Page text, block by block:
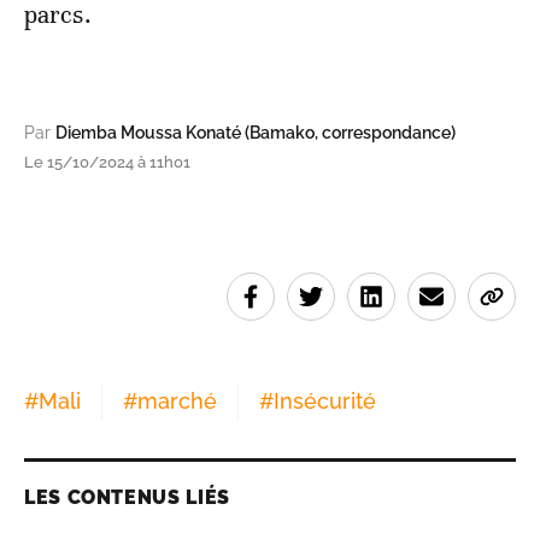
parcs.
Par Diemba Moussa Konaté (Bamako, correspondance)
Le 15/10/2024 à 11h01
#Mali #marché #Insécurité
LES CONTENUS LIÉS